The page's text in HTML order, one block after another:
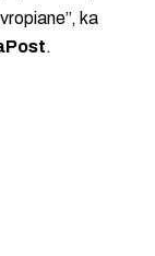
ka
.